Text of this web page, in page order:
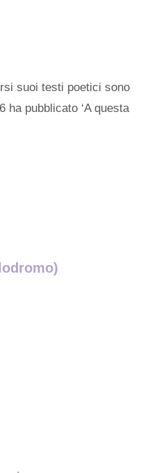
suoi testi poetici sono
pubblicato ‘A questa